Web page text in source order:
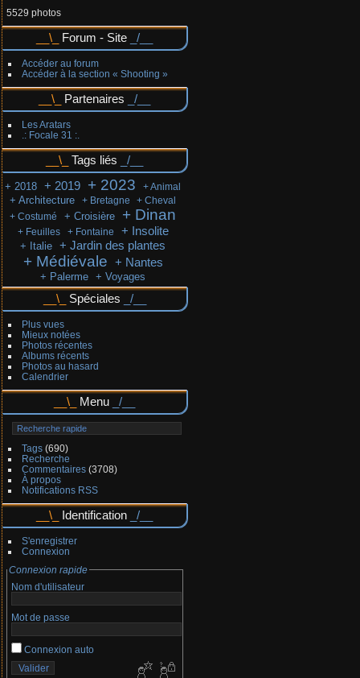
5529 photos
Forum - Site
Accéder au forum
Accéder à la section « Shooting »
Partenaires
Les Aratars
.: Focale 31 :.
Tags liés
+ 2018 + 2019 + 2023 + Animal
+ Architecture + Bretagne
+ Cheval
+ Costumé
+ Croisière + Dinan
+ Feuilles + Fontaine + Insolite
+ Italie + Jardin des plantes
+ Médiévale + Nantes
+ Palerme + Voyages
Spéciales
Plus vues
Mieux notées
Photos récentes
Albums récents
Photos au hasard
Calendrier
Menu
Tags(690)
Recherche
Commentaires(3708)
À propos
Notifications RSS
Identification
S'enregistrer
Connexion
Connexion rapide
Nom d'utilisateur
Mot de passe
Connexion auto